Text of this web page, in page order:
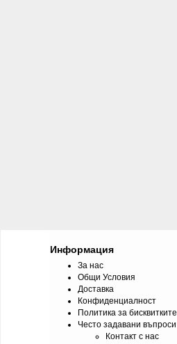
Информация
За нас
Общи Условия
Доставка
Конфиденциалност
Политика за бисквитките
Често задавани въпроси
Контакт с нас